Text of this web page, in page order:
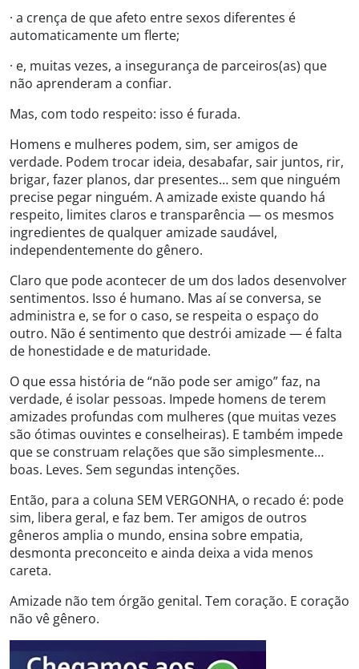
· a crença de que afeto entre sexos diferentes é
automaticamente um flerte;
· e, muitas vezes, a insegurança de parceiros(as) que
não aprenderam a confiar.
Mas, com todo respeito: isso é furada.
Homens e mulheres podem, sim, ser amigos de
verdade. Podem trocar ideia, desabafar, sair juntos, rir,
brigar, fazer planos, dar presentes… sem que ninguém
precise pegar ninguém. A amizade existe quando há
respeito, limites claros e transparência — os mesmos
ingredientes de qualquer amizade saudável,
independentemente do gênero.
Claro que pode acontecer de um dos lados desenvolver
sentimentos. Isso é humano. Mas aí se conversa, se
administra e, se for o caso, se respeita o espaço do
outro. Não é sentimento que destrói amizade — é falta
de honestidade e de maturidade.
O que essa história de “não pode ser amigo” faz, na
verdade, é isolar pessoas. Impede homens de terem
amizades profundas com mulheres (que muitas vezes
são ótimas ouvintes e conselheiras). E também impede
que se construam relações que são simplesmente…
boas. Leves. Sem segundas intenções.
Então, para a coluna SEM VERGONHA, o recado é: pode
sim, libera geral, e faz bem. Ter amigos de outros
gêneros amplia o mundo, ensina sobre empatia,
desmonta preconceito e ainda deixa a vida menos
careta.
Amizade não tem órgão genital. Tem coração. E coração
não vê gênero.